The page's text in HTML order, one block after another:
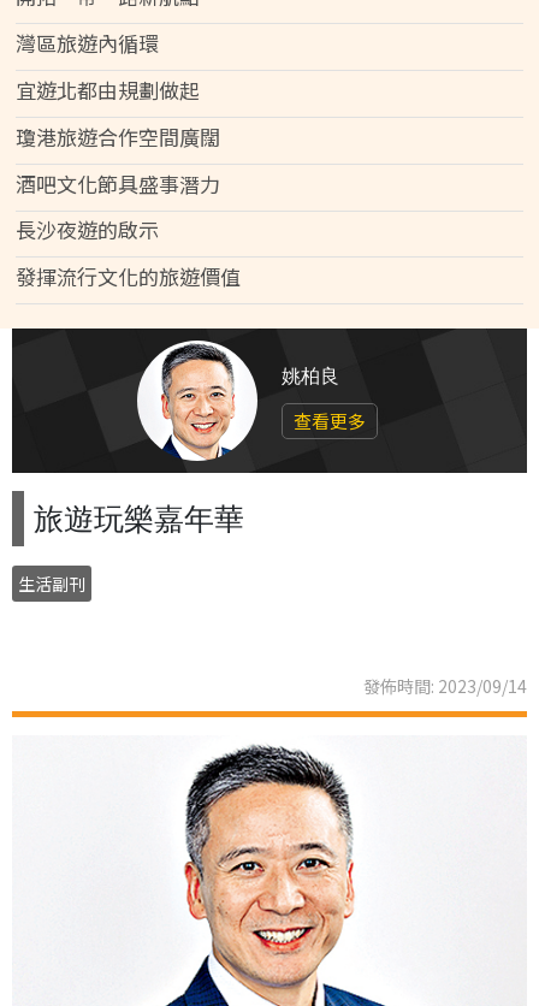
灣區旅遊內循環
宜遊北都由規劃做起
瓊港旅遊合作空間廣闊
酒吧文化節具盛事潛力
長沙夜遊的啟示
發揮流行文化的旅遊價值
姚柏良
查看更多
旅遊玩樂嘉年華
生活副刊
發佈時間: 2023/09/14